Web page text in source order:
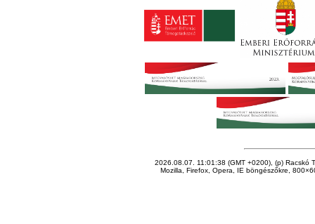
2026.08.07. 11:01:38 (GMT +0200), (p) Racskó
Mozilla, Firefox, Opera, IE böngészőkre,